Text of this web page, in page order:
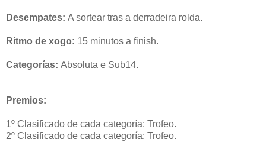
Desempates: A sortear tras a derradeira rolda.
Ritmo de xogo: 15 minutos a finish.
Categorías: Absoluta e Sub14.
Premios:
1º Clasificado de cada categoría: Trofeo.
2º Clasificado de cada categoría: Trofeo.